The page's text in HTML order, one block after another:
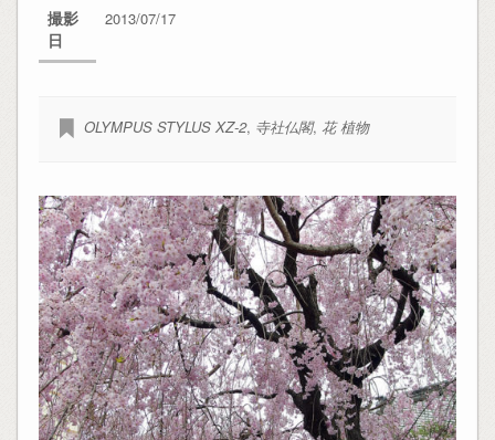
撮影
日
2013/07/17
OLYMPUS STYLUS XZ-2, 寺社仏閣, 花 植物